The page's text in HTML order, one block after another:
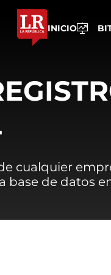
INICIO
cualquier
base de datos